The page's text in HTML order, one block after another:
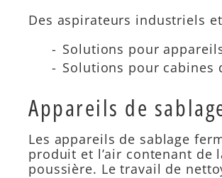
Des aspirateurs industriels
Solutions pour
Solutions pour cabines
Appareils de
Les appareils de sablage
produit et l’air contenant de
poussière. Le travail de